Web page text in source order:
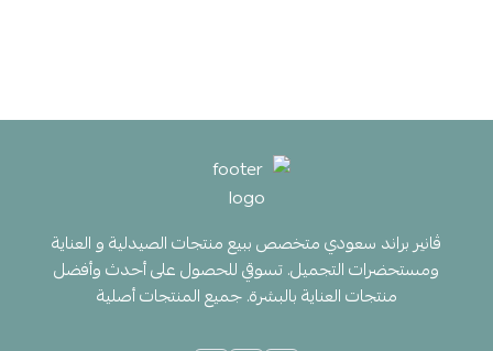
ڤانير براند سعودي متخصص ببيع منتجات الصيدلية و العناية
ومستحضرات التجميل. تسوقي للحصول على أحدث وأفضل
منتجات العناية بالبشرة. جميع المنتجات أصلية